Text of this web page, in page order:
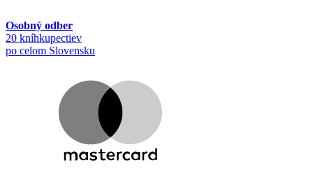
Osobný odber
20 kníhkupectiev
po celom Slovensku